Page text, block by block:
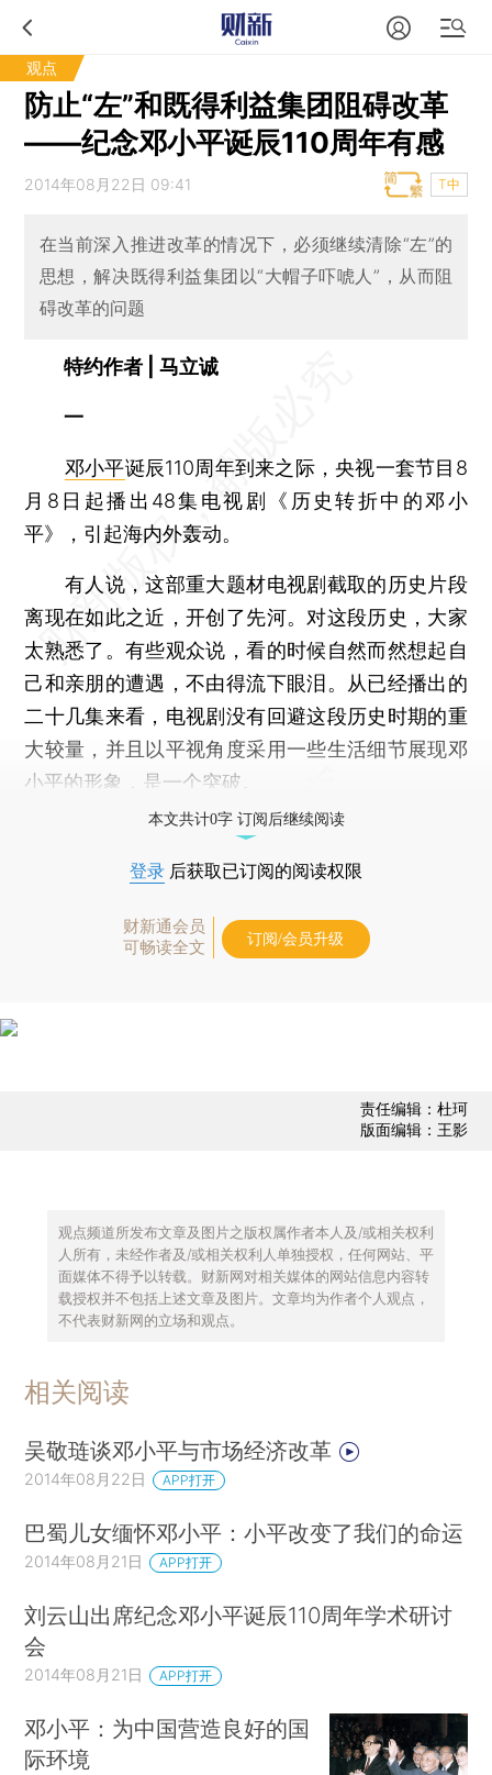
观点
防止“左”和既得利益集团阻碍改革
——纪念邓小平诞辰110周年有感
2014年08月22日 09:41 T中
在当前深入推进改革的情况下，必须继续清除“左”的
思想，解决既得利益集团以“大帽子吓唬人”，从而阻
碍改革的问题
特约作者 | 马立诚
一
邓小平诞辰110周年到来之际，央视一套节目8
月8日起播出48集电视剧《历史转折中的邓小
平》，引起海内外轰动。
有人说，这部重大题材电视剧截取的历史片段
离现在如此之近，开创了先河。对这段历史，大家
太熟悉了。有些观众说，看的时候自然而然想起自
己和亲朋的遭遇，不由得流下眼泪。从已经播出的
二十几集来看，电视剧没有回避这段历史时期的重
大较量，并且以平视角度采用一些生活细节展现邓
小平的形象，是一个突破。
本文共计0字 订阅后继续阅读
登录 后获取已订阅的阅读权限
财新通会员
可畅读全文
订阅/会员升级
责任编辑：杜珂
版面编辑：王影
观点频道所发布文章及图片之版权属作者本人及/或相关权利
人所有，未经作者及/或相关权利人单独授权，任何网站、平
面媒体不得予以转载。财新网对相关媒体的网站信息内容转
载授权并不包括上述文章及图片。文章均为作者个人观点，
不代表财新网的立场和观点。
相关阅读
吴敬琏谈邓小平与市场经济改革
2014年08月22日 APP打开
巴蜀儿女缅怀邓小平：小平改变了我们的命运
2014年08月21日 APP打开
刘云山出席纪念邓小平诞辰110周年学术研讨
会
2014年08月21日 APP打开
邓小平：为中国营造良好的国
际环境